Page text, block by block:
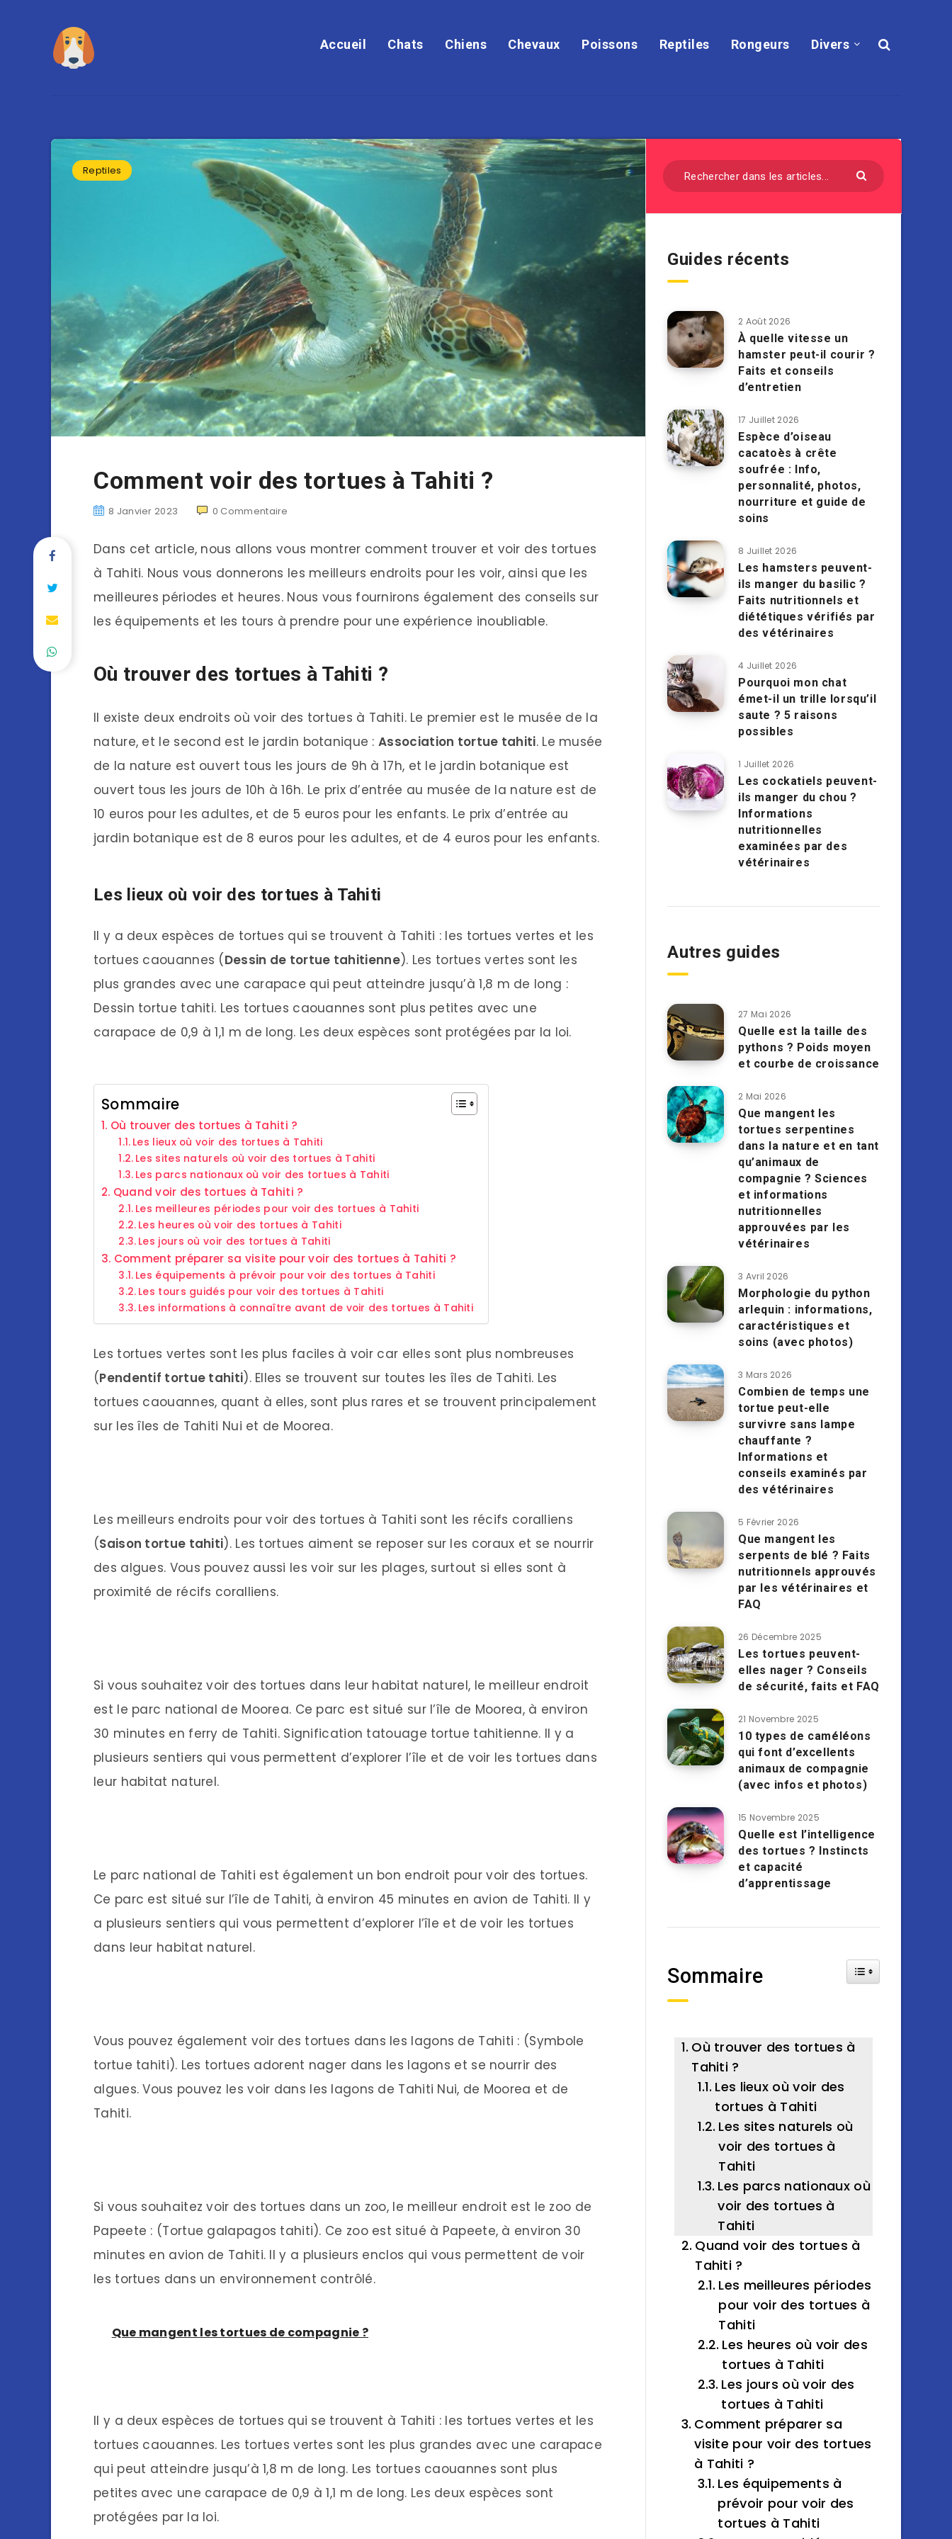
Accueil Chats Chiens Chevaux Poissons Reptiles Rongeurs Divers
Reptiles
Comment voir des tortues à Tahiti ?
8 Janvier 2023 0 Commentaire
Dans cet article, nous allons vous montrer comment trouver et voir des tortues
à Tahiti. Nous vous donnerons les meilleurs endroits pour les voir, ainsi que les
meilleures périodes et heures. Nous vous fournirons également des conseils sur
les équipements et les tours à prendre pour une expérience inoubliable.
Où trouver des tortues à Tahiti ?
Il existe deux endroits où voir des tortues à Tahiti. Le premier est le musée de la
nature, et le second est le jardin botanique :Association tortue tahiti. Le musée
de la nature est ouvert tous les jours de 9h à 17h, et le jardin botanique est
ouvert tous les jours de 10h à 16h. Le prix d’entrée au musée de la nature est de
10 euros pour les adultes, et de 5 euros pour les enfants. Le prix d’entrée au
jardin botanique est de 8 euros pour les adultes, et de 4 euros pour les enfants.
Les lieux où voir des tortues à Tahiti
Il y a deux espèces de tortues qui se trouvent à Tahiti : les tortues vertes et les
tortues caouannes (Dessin de tortue tahitienne). Les tortues vertes sont les
plus grandes avec une carapace qui peut atteindre jusqu’à 1,8 m de long :
Dessin tortue tahiti. Les tortues caouannes sont plus petites avec une
carapace de 0,9 à 1,1 m de long. Les deux espèces sont protégées par la loi.
Sommaire
Où trouver des tortues à Tahiti ?
Les lieux où voir des tortues à Tahiti
Les sites naturels où voir des tortues à Tahiti
Les parcs nationaux où voir des tortues à Tahiti
Quand voir des tortues à Tahiti ?
Les meilleures périodes pour voir des tortues à Tahiti
Les heures où voir des tortues à Tahiti
Les jours où voir des tortues à Tahiti
Comment préparer sa visite pour voir des tortues à Tahiti ?
Les équipements à prévoir pour voir des tortues à Tahiti
Les tours guidés pour voir des tortues à Tahiti
Les informations à connaître avant de voir des tortues à Tahiti
Les tortues vertes sont les plus faciles à voir car elles sont plus nombreuses
(Pendentif tortue tahiti). Elles se trouvent sur toutes les îles de Tahiti. Les
tortues caouannes, quant à elles, sont plus rares et se trouvent principalement
sur les îles de Tahiti Nui et de Moorea.
Les meilleurs endroits pour voir des tortues à Tahiti sont les récifs coralliens
(Saison tortue tahiti). Les tortues aiment se reposer sur les coraux et se nourrir
des algues. Vous pouvez aussi les voir sur les plages, surtout si elles sont à
proximité de récifs coralliens.
Si vous souhaitez voir des tortues dans leur habitat naturel, le meilleur endroit
est le parc national de Moorea. Ce parc est situé sur l’île de Moorea, à environ
30 minutes en ferry de Tahiti. Signification tatouage tortue tahitienne. Il y a
plusieurs sentiers qui vous permettent d’explorer l’île et de voir les tortues dans
leur habitat naturel.
Le parc national de Tahiti est également un bon endroit pour voir des tortues.
Ce parc est situé sur l’île de Tahiti, à environ 45 minutes en avion de Tahiti. Il y
a plusieurs sentiers qui vous permettent d’explorer l’île et de voir les tortues
dans leur habitat naturel.
Vous pouvez également voir des tortues dans les lagons de Tahiti : (Symbole
tortue tahiti). Les tortues adorent nager dans les lagons et se nourrir des
algues. Vous pouvez les voir dans les lagons de Tahiti Nui, de Moorea et de
Tahiti.
Si vous souhaitez voir des tortues dans un zoo, le meilleur endroit est le zoo de
Papeete : (Tortue galapagos tahiti). Ce zoo est situé à Papeete, à environ 30
minutes en avion de Tahiti. Il y a plusieurs enclos qui vous permettent de voir
les tortues dans un environnement contrôlé.
Que mangent les tortues de compagnie ?
Il y a deux espèces de tortues qui se trouvent à Tahiti : les tortues vertes et les
tortues caouannes. Les tortues vertes sont les plus grandes avec une carapace
qui peut atteindre jusqu’à 1,8 m de long. Les tortues caouannes sont plus
petites avec une carapace de 0,9 à 1,1 m de long. Les deux espèces sont
protégées par la loi.
Guides récents
2 Août 2026
À quelle vitesse un
hamster peut-il courir ?
Faits et conseils
d’entretien
17 Juillet 2026
Espèce d’oiseau
cacatoès à crête
soufrée : Info,
personnalité, photos,
nourriture et guide de
soins
8 Juillet 2026
Les hamsters peuvent-
ils manger du basilic ?
Faits nutritionnels et
diététiques vérifiés par
des vétérinaires
4 Juillet 2026
Pourquoi mon chat
émet-il un trille lorsqu’il
saute ? 5 raisons
possibles
1 Juillet 2026
Les cockatiels peuvent-
ils manger du chou ?
Informations
nutritionnelles
examinées par des
vétérinaires
Autres guides
27 Mai 2026
Quelle est la taille des
pythons ? Poids moyen
et courbe de croissance
2 Mai 2026
Que mangent les
tortues serpentines
dans la nature et en tant
qu’animaux de
compagnie ? Sciences
et informations
nutritionnelles
approuvées par les
vétérinaires
3 Avril 2026
Morphologie du python
arlequin : informations,
caractéristiques et
soins (avec photos)
3 Mars 2026
Combien de temps une
tortue peut-elle
survivre sans lampe
chauffante ?
Informations et
conseils examinés par
des vétérinaires
5 Février 2026
Que mangent les
serpents de blé ? Faits
nutritionnels approuvés
par les vétérinaires et
FAQ
26 Décembre 2025
Les tortues peuvent-
elles nager ? Conseils
de sécurité, faits et FAQ
21 Novembre 2025
10 types de caméléons
qui font d’excellents
animaux de compagnie
(avec infos et photos)
15 Novembre 2025
Quelle est l’intelligence
des tortues ? Instincts
et capacité
d’apprentissage
Sommaire Toggle Table of
Où trouver des tortues à
Tahiti ?
Les lieux où voir des
tortues à Tahiti
Les sites naturels où
voir des tortues à
Tahiti
Les parcs nationaux où
voir des tortues à
Tahiti
Quand voir des tortues à
Tahiti ?
Les meilleures périodes
pour voir des tortues à
Tahiti
Les heures où voir des
tortues à Tahiti
Les jours où voir des
tortues à Tahiti
Comment préparer sa
visite pour voir des tortues
à Tahiti ?
Les équipements à
prévoir pour voir des
tortues à Tahiti